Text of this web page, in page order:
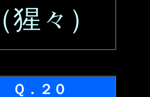
（猩々）
Ｑ．２０